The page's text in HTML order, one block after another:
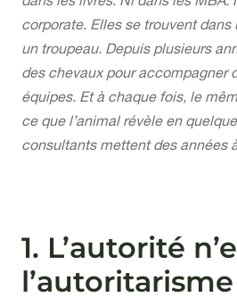
corporate. Elles se trouvent dans
un troupeau. Depuis plusieurs
des chevaux pour accompagner
équipes. Et à chaque fois, le
ce que l’animal révèle en
consultants mettent des années
1. L’autorité
l’autoritarisme